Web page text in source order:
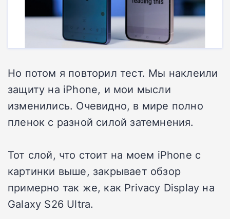
Но потом я повторил тест. Мы наклеили
защиту на iPhone, и мои мысли
изменились. Очевидно, в мире полно
пленок с разной силой затемнения.
Тот слой, что стоит на моем iPhone с
картинки выше, закрывает обзор
примерно так же, как Privacy Display на
Galaxy S26 Ultra.